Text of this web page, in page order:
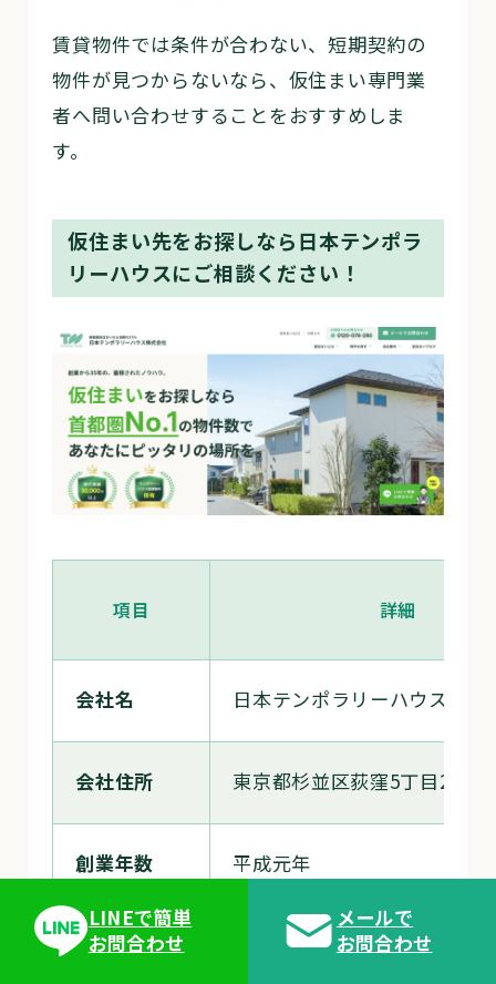
賃貸物件では条件が合わない、短期契約の
物件が見つからないなら、仮住まい専門業
者へ問い合わせすることをおすすめしま
す。
仮住まい先をお探しなら日本テンポラ
リーハウスにご相談ください！
項目 詳細
会社名 日本テンポラリーハウス株式
会社住所 東京都杉並区荻窪5丁目23-
創業年数 平成元年
公式サイト https://t-house.co.jp/
LINEで簡単
お問合わせ
メールで
お問合わせ